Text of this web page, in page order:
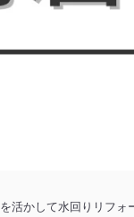
活かして水回りリフ